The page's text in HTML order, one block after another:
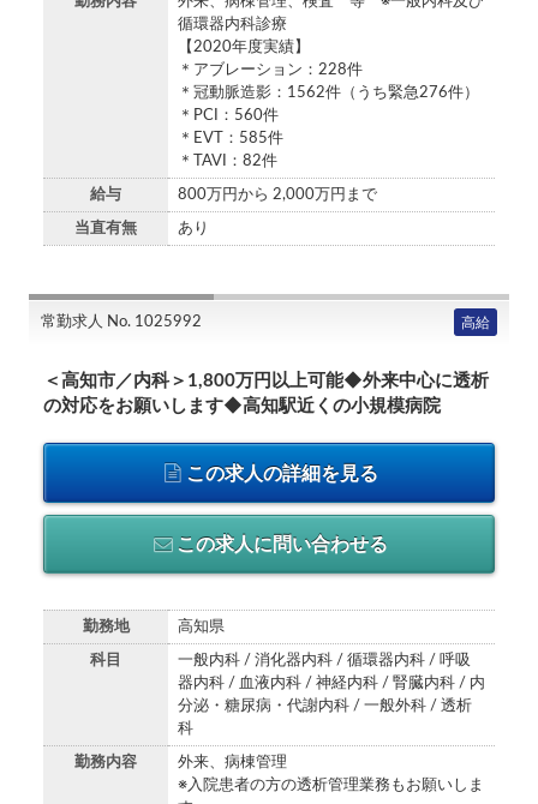
循環器内科診療
【2020年度実績】
＊アブレーション：228件
＊冠動脈造影：1562件（うち緊急276件）
＊PCI：560件
＊EVT：585件
＊TAVI：82件
給与 800万円から 2,000万円まで
当直有無 あり
常勤求人 No. 1025992 高給
＜高知市／内科＞1,800万円以上可能◆外来中心に透析
の対応をお願いします◆高知駅近くの小規模病院
この求人の詳細を見る
この求人に問い合わせる
勤務地 高知県
科目
一般内科 / 消化器内科 / 循環器内科 / 呼吸
器内科 / 血液内科 / 神経内科 / 腎臓内科 / 内
分泌・糖尿病・代謝内科 / 一般外科 / 透析
科
勤務内容
外来、病棟管理
※入院患者の方の透析管理業務もお願いしま